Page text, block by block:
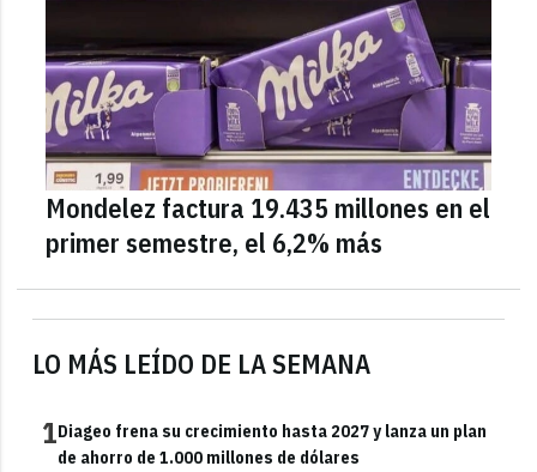
LO MÁS LEÍDO DE LA SEMANA
1Diageo frena su crecimiento hasta 2027 y lanza un plan
de ahorro de 1.000 millones de dólares
Mondelez factura 19.435 millones en el
primer semestre, el 6,2% más